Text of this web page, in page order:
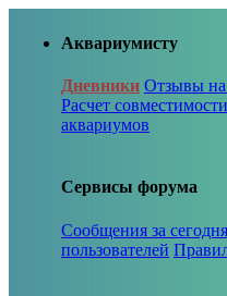
Аквариумисту
Дневники Отзывы на
Расчет
аквариумов
Сервисы форума
Сообщения за сегодня
пользователей